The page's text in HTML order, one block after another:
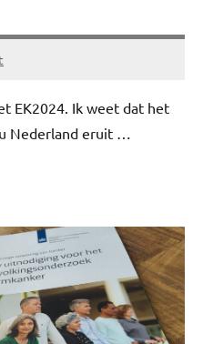
EK2024. Ik weet dat het
Nederland eruit …